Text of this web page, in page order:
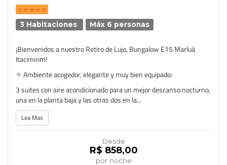
3 Habitaciones Máx 6 personas
¡Bienvenidos a nuestro Retiro de Lujo, Bungalow E15 Marluá
Itacimirim!
✧ Ambiente acogedor, elegante y muy bien equipado:
3 suites con aire acondicionado para un mejor descanso nocturno,
una en la planta baja y las otras dos en la...
Lea Mas
Desde
R$ 858,00
por noche